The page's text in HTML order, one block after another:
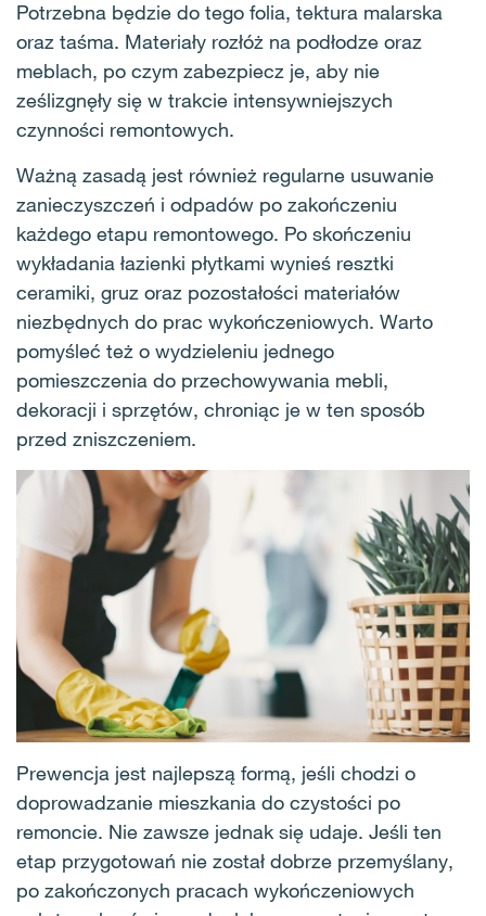
Potrzebna będzie do tego folia, tektura malarska
oraz taśma. Materiały rozłóż na podłodze oraz
meblach, po czym zabezpiecz je, aby nie
ześlizgnęły się w trakcie intensywniejszych
czynności remontowych.
Ważną zasadą jest również regularne usuwanie
zanieczyszczeń i odpadów po zakończeniu
każdego etapu remontowego. Po skończeniu
wykładania łazienki płytkami wynieś resztki
ceramiki, gruz oraz pozostałości materiałów
niezbędnych do prac wykończeniowych. Warto
pomyśleć też o wydzieleniu jednego
pomieszczenia do przechowywania mebli,
dekoracji i sprzętów, chroniąc je w ten sposób
przed zniszczeniem.
Prewencja jest najlepszą formą, jeśli chodzi o
doprowadzanie mieszkania do czystości po
remoncie. Nie zawsze jednak się udaje. Jeśli ten
etap przygotowań nie został dobrze przemyślany,
po zakończonych pracach wykończeniowych